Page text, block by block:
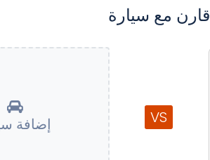
قارن مع سيارة
VS إضافة